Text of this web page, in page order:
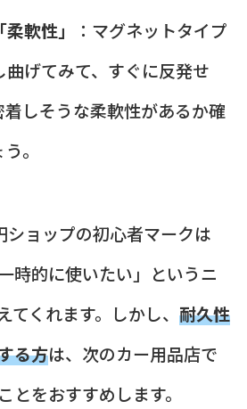
軟性」
：マグネットタイプ
曲げてみて、すぐに反発せ
着しそうな柔軟性があるか確
。
ショップの初心者マークは
時的に使いたい」というニ
くれます。しかし、 耐久性
る方は、次のカー用品店で
とをおすすめします。